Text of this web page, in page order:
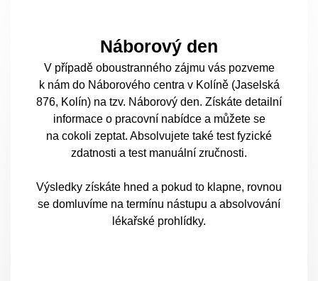
Náborový den
V případě oboustranného zájmu vás pozveme
k nám do Náborového centra v Kolíně (Jaselská
876, Kolín) na tzv. Náborový den. Získáte detailní
informace o pracovní nabídce a můžete se
na cokoli zeptat. Absolvujete také test fyzické
zdatnosti a test manuální zručnosti.
Výsledky získáte hned a pokud to klapne, rovnou
se domluvíme na termínu nástupu a absolvování
lékařské prohlídky.